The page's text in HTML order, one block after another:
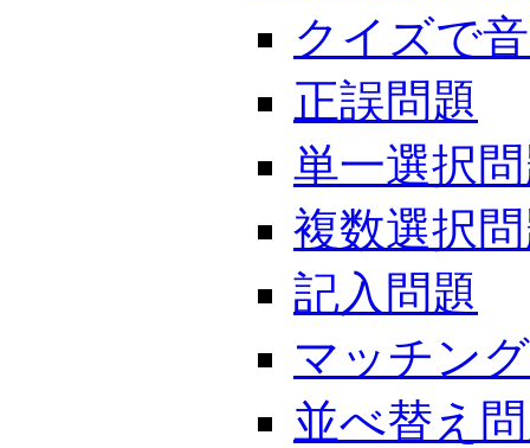
クイズで
正誤問題
単一選択
複数選択
記入問題
マッチン
並べ替え